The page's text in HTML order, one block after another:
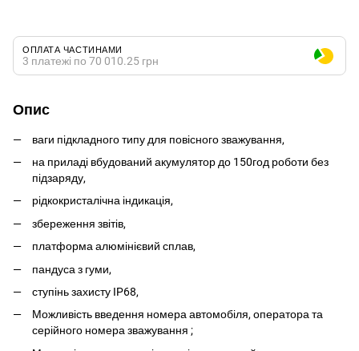
ОПЛАТА ЧАСТИНАМИ
3 платежі по 70 010.25 грн
Опис
ваги підкладного типу для повісного зважування,
на приладі вбудований акумулятор до 150год роботи без
підзаряду,
рідкокристалічна індикація,
збереження звітів,
платформа алюмінієвий сплав,
пандуса з гуми,
ступінь захисту IP68,
Можливість введення номера автомобіля, оператора та
серійного номера зважування ;